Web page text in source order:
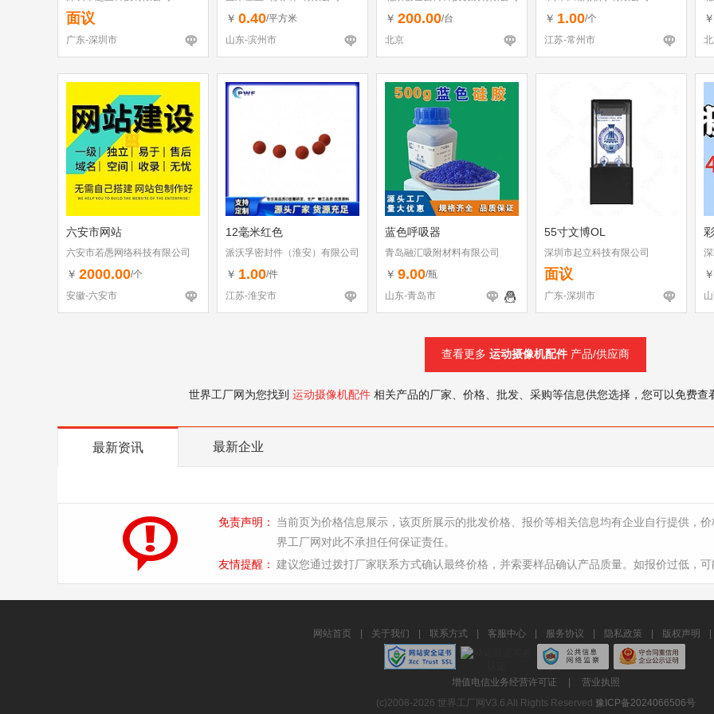
面议
广东-深圳市
￥ 0.40/平方米
山东-滨州市
￥ 200.00/台
北京
￥ 1.00/个
江苏-常州市
￥
六安市网站
六安市若愚网络科技有限公司
￥ 2000.00/个
安徽-六安市
12毫米红色
派沃孚密封件（淮安）有限公司
￥ 1.00/件
江苏-淮安市
蓝色呼吸器
青岛融汇吸附材料有限公司
￥ 9.00/瓶
山东-青岛市
55寸文博OL
深圳市起立科技有限公司
面议
广东-深圳市
￥
查看更多 运动摄像机配件 产品/供应商
世界工厂网为您找到 运动摄像机配件 相关产品的厂家、价格、批发、采购等信息供您选择，您可以免费
最新资讯 最新企业
免责声明：
当前页为价格信息展示，该页所展示的批发价格、报价等相关信息均有企业自行提供，
界工厂网对此不承担任何保证责任。
友情提醒： 建议您通过拨打厂家联系方式确认最终价格，并索要样品确认产品质量。如报价过低，
网站首页 关于我们 联系方式 客服中心 服务协议 隐私政策 版权声明
增值电信业务经营许可证
营业执照
(c)2008-2026 世界工厂网V3.6 All Rights Reserved 豫ICP备2024066506号